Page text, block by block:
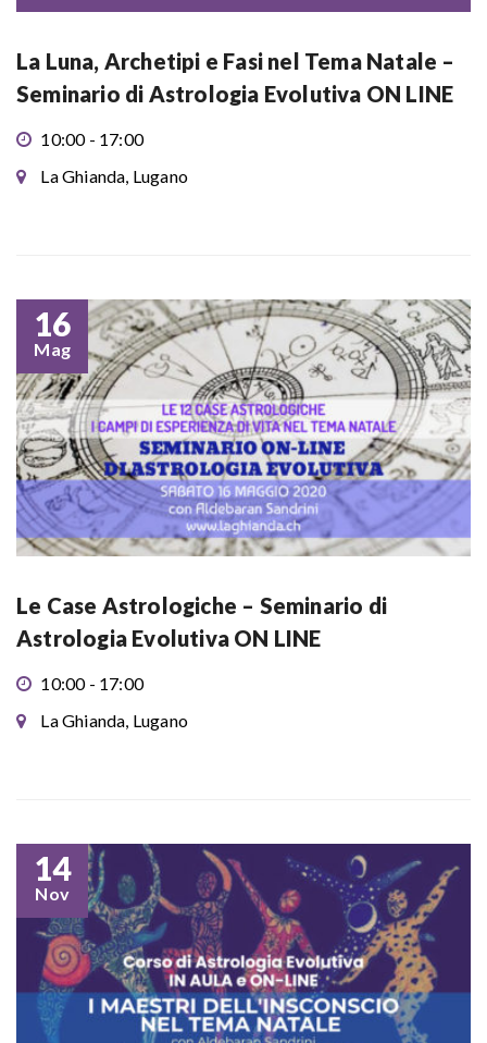
La Luna, Archetipi e Fasi nel Tema Natale –
Seminario di Astrologia Evolutiva ON LINE
10:00 - 17:00
La Ghianda, Lugano
16
Mag
Le Case Astrologiche – Seminario di
Astrologia Evolutiva ON LINE
10:00 - 17:00
La Ghianda, Lugano
14
Nov